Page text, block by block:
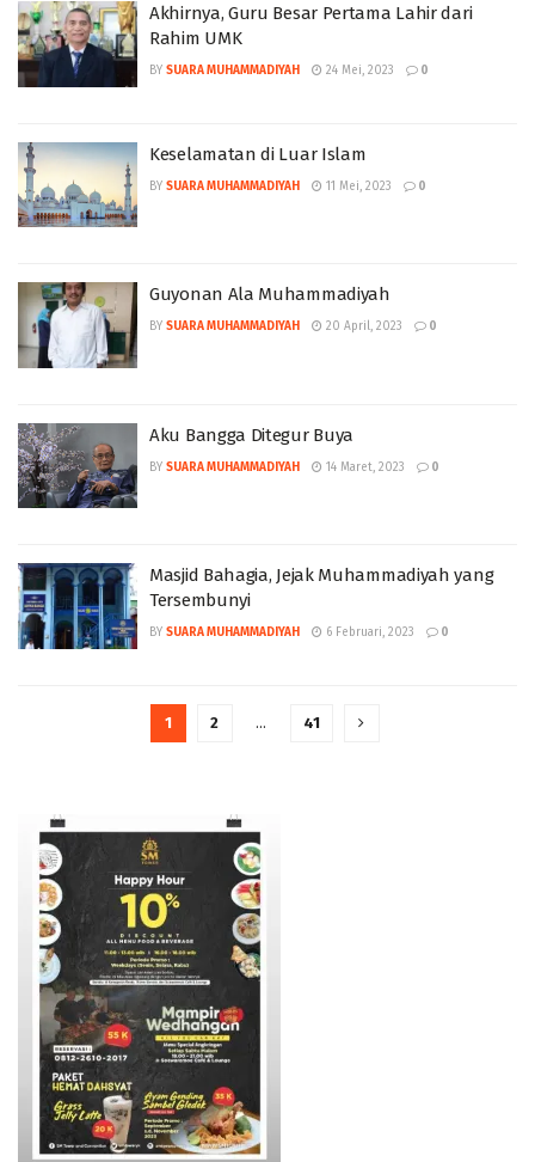
Akhirnya, Guru Besar Pertama Lahir dari
Rahim UMK
BY SUARA MUHAMMADIYAH 24 Mei, 2023 0
Keselamatan di Luar Islam
BY SUARA MUHAMMADIYAH 11 Mei, 2023 0
Guyonan Ala Muhammadiyah
BY SUARA MUHAMMADIYAH 20 April, 2023 0
Aku Bangga Ditegur Buya
BY SUARA MUHAMMADIYAH 14 Maret, 2023 0
Masjid Bahagia, Jejak Muhammadiyah yang
Tersembunyi
BY SUARA MUHAMMADIYAH 6 Februari, 2023 0
1 2 … 41